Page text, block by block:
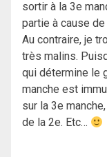
sortir à la 3e
partie à cause
Au contraire, je
très malins.
qui détermine le
manche est
sur la 3e
de la 2e. Etc…